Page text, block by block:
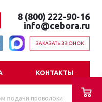
8 (800) 222-90-16
info@cebora.ru
ЗАКАЗАТЬ ЗВОНОК
КОНТАКТЫ
подачи проволоки